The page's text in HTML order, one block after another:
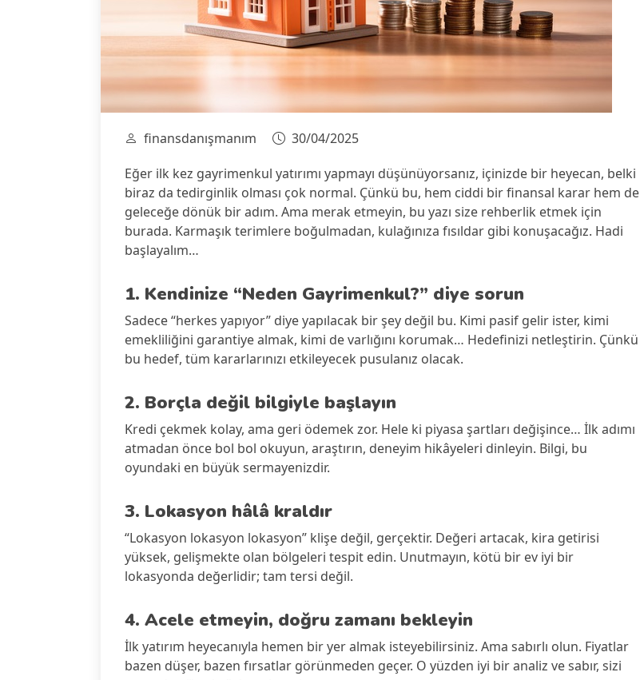
finansdanışmanım
30/04/2025
Eğer ilk kez gayrimenkul yatırımı yapmayı düşünüyorsanız, içinizde bir heyecan, belki
biraz da tedirginlik olması çok normal. Çünkü bu, hem ciddi bir finansal karar hem de
geleceğe dönük bir adım. Ama merak etmeyin, bu yazı size rehberlik etmek için
burada. Karmaşık terimlere boğulmadan, kulağınıza fısıldar gibi konuşacağız. Hadi
başlayalım…
1. Kendinize “Neden Gayrimenkul?” diye sorun
Sadece “herkes yapıyor” diye yapılacak bir şey değil bu. Kimi pasif gelir ister, kimi
emekliliğini garantiye almak, kimi de varlığını korumak… Hedefinizi netleştirin. Çünkü
bu hedef, tüm kararlarınızı etkileyecek pusulanız olacak.
2. Borçla değil bilgiyle başlayın
Kredi çekmek kolay, ama geri ödemek zor. Hele ki piyasa şartları değişince… İlk adımı
atmadan önce bol bol okuyun, araştırın, deneyim hikâyeleri dinleyin. Bilgi, bu
oyundaki en büyük sermayenizdir.
3. Lokasyon hâlâ kraldır
“Lokasyon lokasyon lokasyon” klişe değil, gerçektir. Değeri artacak, kira getirisi
yüksek, gelişmekte olan bölgeleri tespit edin. Unutmayın, kötü bir ev iyi bir
lokasyonda değerlidir; tam tersi değil.
4. Acele etmeyin, doğru zamanı bekleyin
İlk yatırım heyecanıyla hemen bir yer almak isteyebilirsiniz. Ama sabırlı olun. Fiyatlar
bazen düşer, bazen fırsatlar görünmeden geçer. O yüzden iyi bir analiz ve sabır, sizi